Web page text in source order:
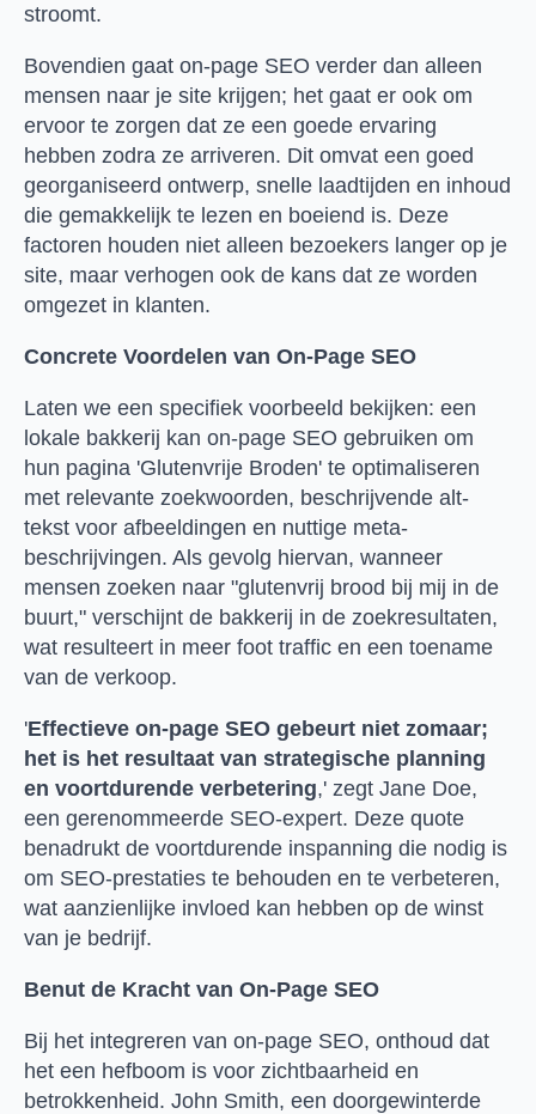
stroomt.
Bovendien gaat on-page SEO verder dan alleen
mensen naar je site krijgen; het gaat er ook om
ervoor te zorgen dat ze een goede ervaring
hebben zodra ze arriveren. Dit omvat een goed
georganiseerd ontwerp, snelle laadtijden en inhoud
die gemakkelijk te lezen en boeiend is. Deze
factoren houden niet alleen bezoekers langer op je
site, maar verhogen ook de kans dat ze worden
omgezet in klanten.
Concrete Voordelen van On-Page SEO
Laten we een specifiek voorbeeld bekijken: een
lokale bakkerij kan on-page SEO gebruiken om
hun pagina 'Glutenvrije Broden' te optimaliseren
met relevante zoekwoorden, beschrijvende alt-
tekst voor afbeeldingen en nuttige meta-
beschrijvingen. Als gevolg hiervan, wanneer
mensen zoeken naar "glutenvrij brood bij mij in de
buurt," verschijnt de bakkerij in de zoekresultaten,
wat resulteert in meer foot traffic en een toename
van de verkoop.
'Effectieve on-page SEO gebeurt niet zomaar;
het is het resultaat van strategische planning
en voortdurende verbetering,' zegt Jane Doe,
een gerenommeerde SEO-expert. Deze quote
benadrukt de voortdurende inspanning die nodig is
om SEO-prestaties te behouden en te verbeteren,
wat aanzienlijke invloed kan hebben op de winst
van je bedrijf.
Benut de Kracht van On-Page SEO
Bij het integreren van on-page SEO, onthoud dat
het een hefboom is voor zichtbaarheid en
betrokkenheid. John Smith, een doorgewinterde